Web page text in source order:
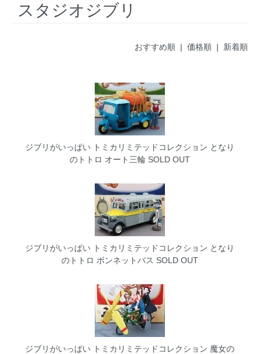
スタジオジブリ
おすすめ順 | 価格順| 新着順
ジブリがいっぱい トミカリミテッドコレクション となり
のトトロ オート三輪 SOLD OUT
ジブリがいっぱい トミカリミテッドコレクション となり
のトトロ ボンネットバス SOLD OUT
ジブリがいっぱい トミカリミテッドコレクション 魔女の